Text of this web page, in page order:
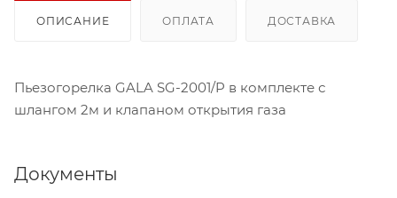
ОПИСАНИЕ ОПЛАТА ДОСТАВКА
Пьезогорелка GALA SG-2001/P в комплекте с
шлангом 2м и клапаном открытия газа
Документы